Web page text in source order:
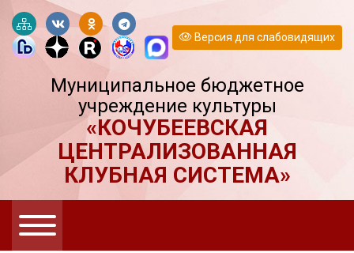
Версия для слабовидящих
Муниципальное бюджетное
учреждение культуры
«КОЧУБЕЕВСКАЯ
ЦЕНТРАЛИЗОВАННАЯ
КЛУБНАЯ СИСТЕМА»